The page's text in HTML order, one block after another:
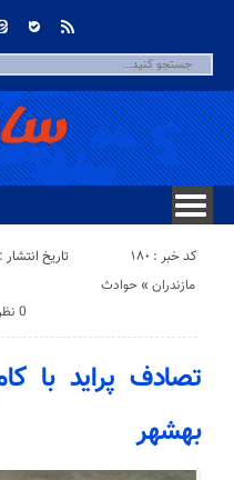
کد خبر : 180 تاریخ انتشار :
0 نظر
حوادث « مازندران
تصادف پراید با
بهشهر